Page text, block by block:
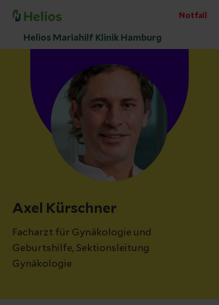
Notfall
Helios Mariahilf Klinik Hamburg
Axel Kürschner
Facharzt für Gynäkologie und
Geburtshilfe, Sektionsleitung
Gynäkologie